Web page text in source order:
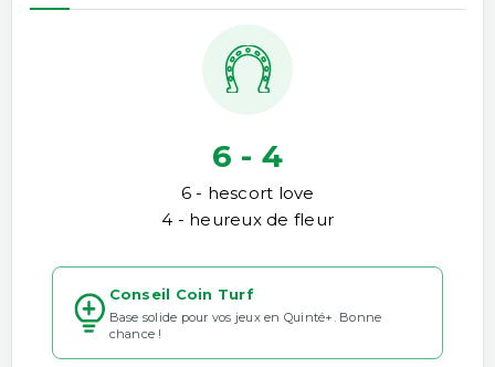
6 - 4
6 - hescort love
4 - heureux de fleur
Conseil Coin Turf
Base solide pour vos jeux en Quinté+. Bonne
chance !